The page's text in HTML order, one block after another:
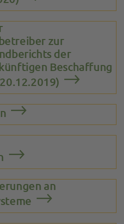
zur
der
Beschaffung
an